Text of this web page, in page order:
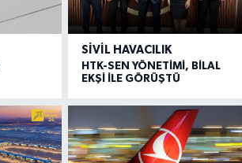
SIVIL HAVACILIK
HTK-SEN YÖNETİMİ, BİLAL
EKŞİ İLE GÖRÜŞTÜ